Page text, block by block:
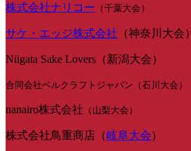
株式会社ナリコー （千葉大会）
サケ・エッジ株式会社 （神奈川大会）
Niigata Sake Lovers（新潟大会）
合同会社ベルクラフトジャパン（石川大会）
nanairo株式会社 （山梨大会）
株式会社鳥重商店（岐阜大会）